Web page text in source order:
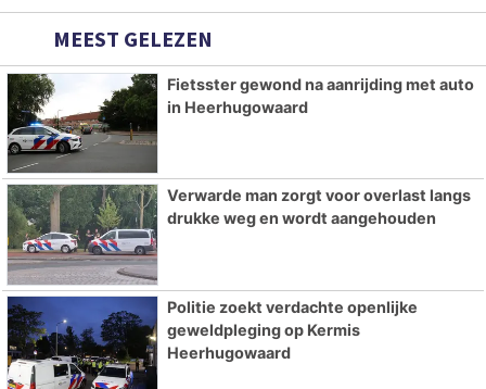
MEEST GELEZEN
Fietsster gewond na aanrijding met auto
in Heerhugowaard
Verwarde man zorgt voor overlast langs
drukke weg en wordt aangehouden
Politie zoekt verdachte openlijke
geweldpleging op Kermis
Heerhugowaard